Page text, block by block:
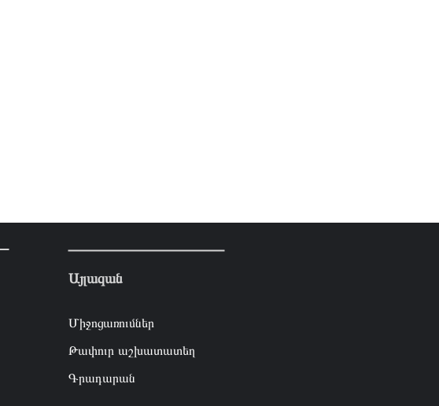
Այլազան
Միջոցառումներ
Թափուր աշխատատեղ
Գրադարան